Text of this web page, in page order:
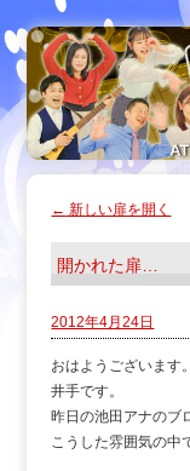
← 新しい扉を開く
開かれた扉…
2012年4月24日
おはようございます。
井手です。
昨日の池田アナのブ
こうした雰囲気の